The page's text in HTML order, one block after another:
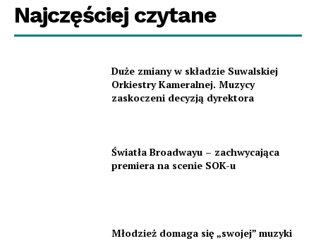
Najczęściej czytane
Duże zmiany w składzie Suwalskiej
Orkiestry Kameralnej. Muzycy
zaskoczeni decyzją dyrektora
Światła Broadwayu – zachwycająca
premiera na scenie SOK-u
Młodzież domaga się „swojej” muzyki